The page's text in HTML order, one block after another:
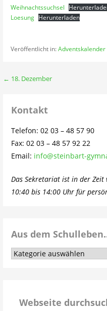
Weihnachtssuchsel
Loesung
Herunterladen
Veröffentlicht in:Adventskalender
← 18. Dezember
Kontakt
Telefon: 02 03 – 48 57 90
Fax: 02 03 – 48 57 92 22
Email: info@steinbart-
Das Sekretariat ist in der
10:40 bis 14:00 Uhr für
Aus dem
Aus
Webseite